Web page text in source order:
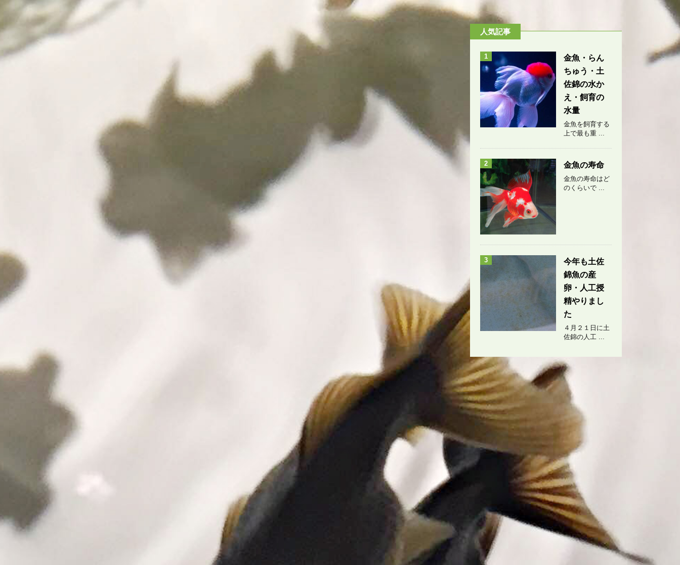
人気記事
1
金魚・らん
ちゅう・土
佐錦の水か
え・飼育の
水量
金魚を飼育する
上で最も重 ...
2 金魚の寿命
金魚の寿命はど
のくらいで ...
3
今年も土佐
錦魚の産
卵・人工授
精やりまし
た
４月２１日に土
佐錦の人工 ...